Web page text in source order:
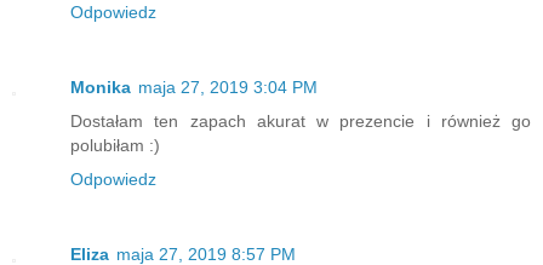
Odpowiedz
Monika maja 27, 2019 3:04 PM
Dostałam ten zapach akurat w prezencie i również go
polubiłam :)
Odpowiedz
Eliza maja 27, 2019 8:57 PM